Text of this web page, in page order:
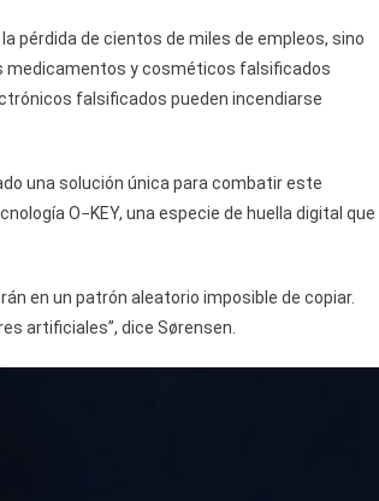
pérdida de cientos de miles de empleos, sino
medicamentos y cosméticos falsificados
falsificados pueden incendiarse
una solución única para combatir este
O−KEY, una especie de huella digital que
en un patrón aleatorio imposible de copiar.
artificiales”, dice Sørensen.